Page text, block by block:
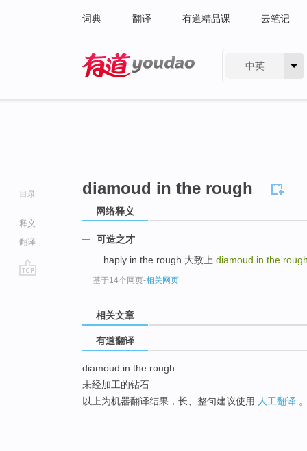
词典 翻译 有道精品课 云笔记
中英
目录
释义
翻译
diamoud in the rough
网络释义
可造之才
... haply in the rough 大致上 diamoud in the
基于14个网页-相关网页
相关文章
有道翻译
diamoud in the rough
未经加工的钻石
以上为机器翻译结果，长、整句建议使用 人工翻译